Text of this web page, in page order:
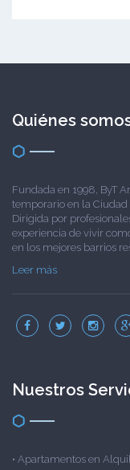
Quiénes
Fundada en 1998, ByT
temporario en la Ciudad
Dirigida por
experiencia de vivir
en los mejores barrios
Leer más
Nuestros
• Apartamentos en